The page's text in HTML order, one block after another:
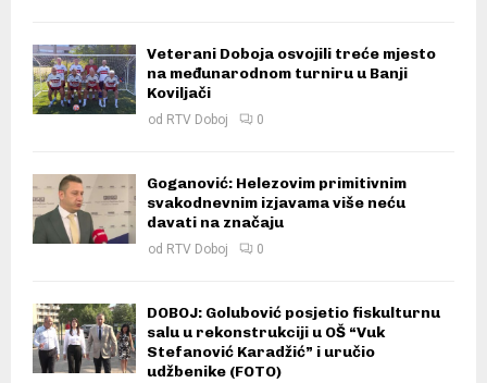
Veterani Doboja osvojili treće mjesto
na međunarodnom turniru u Banji
Koviljači
od RTV Doboj 0
Goganović: Helezovim primitivnim
svakodnevnim izjavama više neću
davati na značaju
od RTV Doboj 0
DOBOJ: Golubović posjetio fiskulturnu
salu u rekonstrukciji u OŠ “Vuk
Stefanović Karadžić” i uručio
udžbenike (FOTO)